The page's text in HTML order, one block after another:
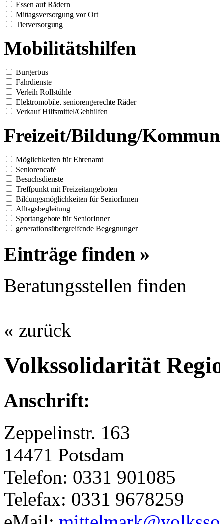
Essen auf Rädern
Mittagsversorgung vor Ort
Tierversorgung
Mobilitätshilfen
Bürgerbus
Fahrdienste
Verleih Rollstühle
Elektromobile, seniorengerechte Räder
Verkauf Hilfsmittel/Gehhilfen
Freizeit/Bildung/
Möglichkeiten für Ehrenamt
Seniorencafé
Besuchsdienste
Treffpunkt mit Freizeitangeboten
Bildungsmöglichkeiten für SeniorInnen
Alltagsbegleitung
Sportangebote für SeniorInnen
generationsübergreifende Begegnungen
Einträge finden »
Beratungsstellen finden
« zurück
Volkssolidarität
Anschrift:
Zeppelinstr. 163
14471 Potsdam
Telefon: 0331 901085
Telefax: 0331 9678259